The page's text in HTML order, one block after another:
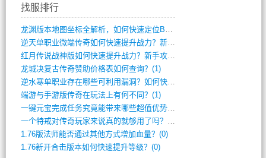
找服排行
龙渊版本地图坐标全解析，如何快速定位BO(3)
逆天单职业微端传奇如何快速提升战力？新手(2)
红月传说战神版如何快速提升战力？新手攻略(2)
龙城决复古传奇赞助价格表如何查询？(1)
逆水寒单职业存在哪些可利用漏洞？如何快速(1)
端游与手游版传奇在玩法上有何不同？(1)
一键元宝完成任务究竟能带来哪些超值优势？(0)
一个特戒对传奇玩家来说真的就够用了吗？(0)
1.76版法师能否通过其他方式增加血量？(0)
1.76新开合击版本如何快速提升等级？(0)